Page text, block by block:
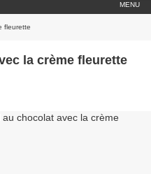
MENU
fleurette
la crème fleurette